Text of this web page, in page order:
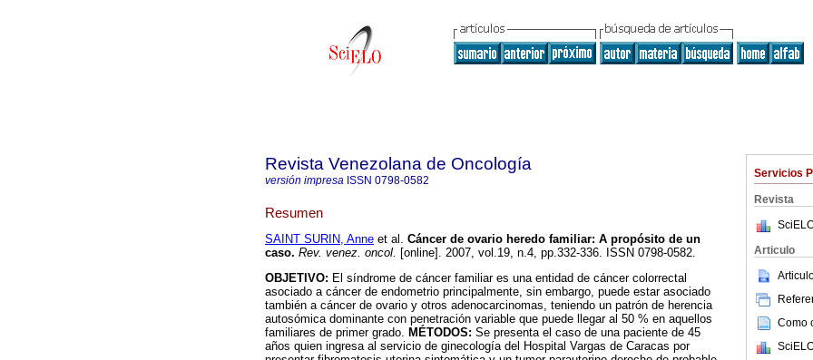
Servicios
Revista
Articulo
Como
Revista Venezolana de Oncología
versión impresa ISSN 0798-0582
Resumen
SAINT SURIN, Anne et al. Cáncer de ovario heredo familiar: A propósito de un
caso. Rev. venez. oncol. [online]. 2007, vol.19, n.4, pp.332-336. ISSN 0798-0582.
OBJETIVO: El síndrome de cáncer familiar es una entidad de cáncer colorrectal
asociado a cáncer de endometrio principalmente, sin embargo, puede estar asociado
también a cáncer de ovario y otros adenocarcinomas, teniendo un patrón de herencia
autosómica dominante con penetración variable que puede llegar al 50 % en aquellos
familiares de primer grado. MÉTODOS: Se presenta el caso de una paciente de 45
años quien ingresa al servicio de ginecología del Hospital Vargas de Caracas por